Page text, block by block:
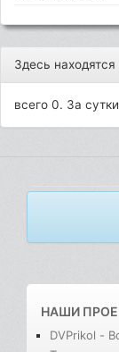
Здесь находятся
всего 0. За
НАШИ
DVPrikol -